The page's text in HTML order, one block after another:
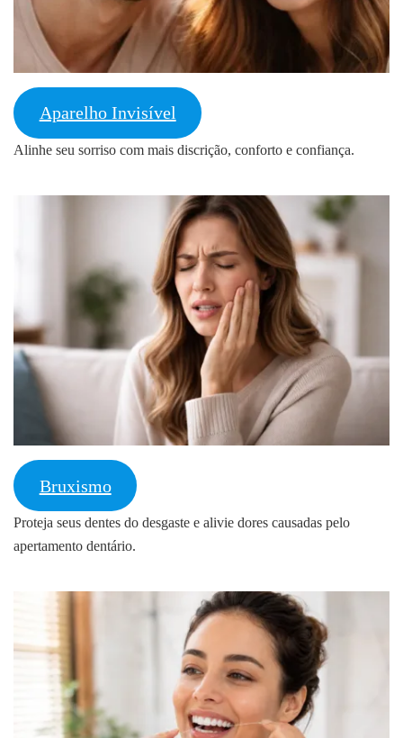
Aparelho Invisível
Alinhe seu sorriso com mais discrição, conforto e confiança.
Bruxismo
Proteja seus dentes do desgaste e alivie dores causadas pelo
apertamento dentário.